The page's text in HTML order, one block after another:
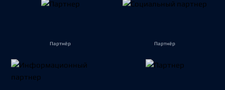
Партнёр Партнёр